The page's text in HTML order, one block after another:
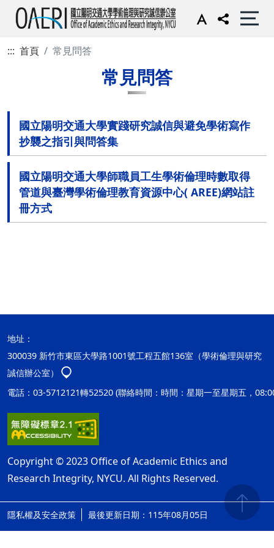
::: 首頁 常見問答
常見問答
國立陽明交通大學實踐研究誠信與避免學術寫作
抄襲之指引與問答集
國立陽明交通大學師職員工生學術倫理時數取得
管道與臺灣學術倫理教育資源中心( AREE)網站註
冊方式
地址：
300039 新竹市東區大學路1001號工程五館136室（學術倫理與研究
誠信辦公室）
電話：03-5712121轉52520 (聯絡時間：時間：星期一至星期五，
Copyright © 2023 Office of Academic Ethics and
Research Integrity, NYCU. All Rights Reserved.
隱私權及安全政策 最後更新日期：115年08月05日 ap2